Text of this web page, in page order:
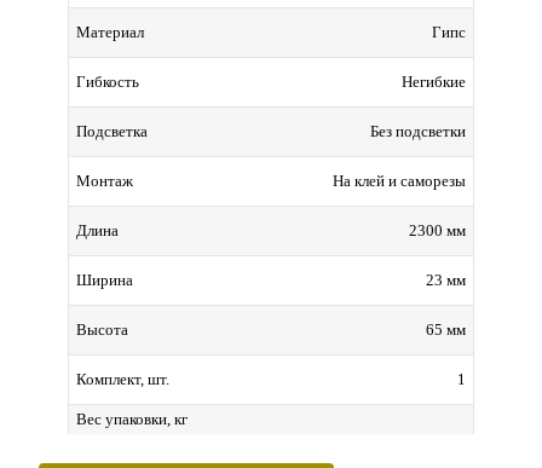
Материал Гипс
Гибкость Негибкие
Подсветка Без подсветки
Монтаж На клей и саморезы
Длина 2300 мм
Ширина 23 мм
Высота 65 мм
Комплект, шт. 1
Вес упаковки, кг